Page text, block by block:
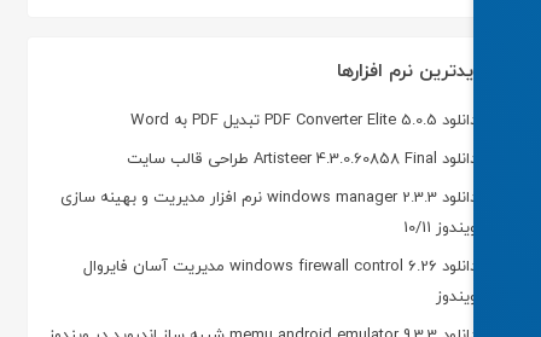
نرم افزارها
دانلود windows manager 2.3.3 نرم افزار مدیریت و بهینه سازی
دانلود windows firewall control 6.26 مدیریت آسان فایروال